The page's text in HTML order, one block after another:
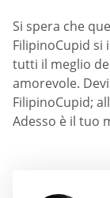
Si spera che
FilipinoCupid
tutti il meglio
amorevole.
FilipinoCupid;
Adesso è il tuo